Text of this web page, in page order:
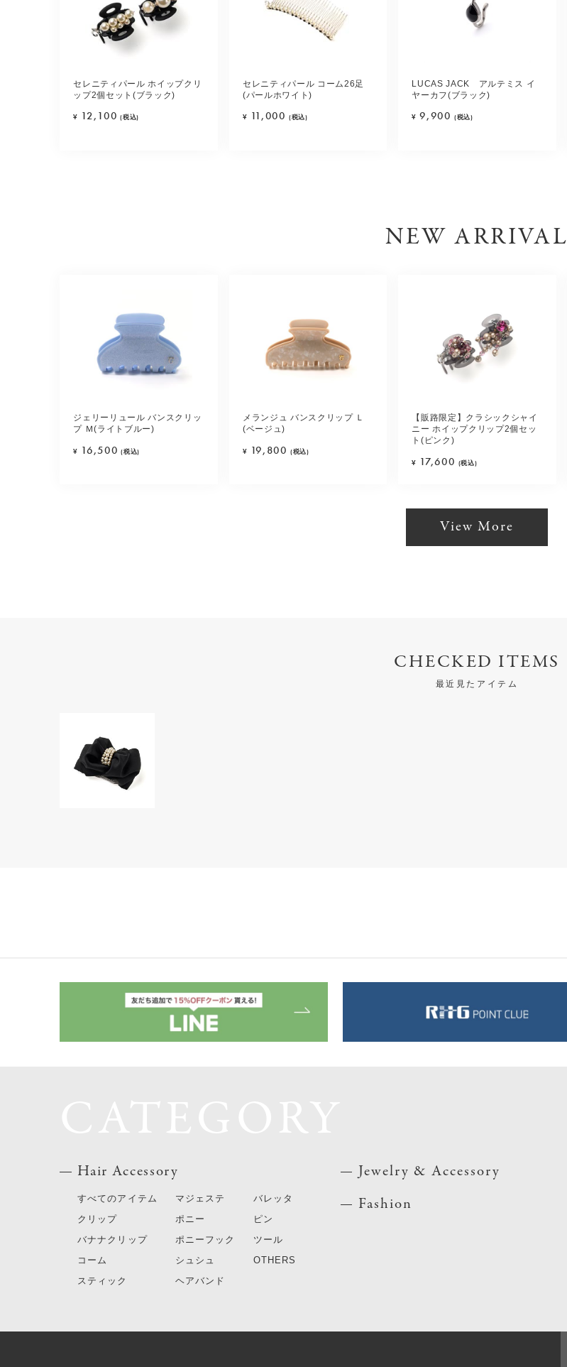
セレニティパール ホイップクリ
ップ2個セット(ブラック)
¥ 12,100 (税込)
セレニティパール コーム26足
(パールホワイト)
¥ 11,000 (税込)
LUCAS JACK アルテミス イ
ヤーカフ(ブラック)
¥ 9,900 (税込)
NEW ARRIVAL
ジェリーリュール バンスクリッ
プ Ｍ(ライトブルー)
¥ 16,500 (税込)
メランジュ バンスクリップ Ｌ
(ベージュ)
¥ 19,800 (税込)
【販路限定】クラシックシャイ
ニー ホイップクリップ2個セッ
ト(ピンク)
¥ 17,600 (税込)
View More
CHECKED ITEMS
最近見たアイテム
Hair Accessory
すべてのアイテム
クリップ
バナナクリップ
コーム
スティック
マジェステ
ポニー
ポニーフック
シュシュ
ヘアバンド
バレッタ
ピン
ツール
OTHERS
Jewelry & Accessory
Fashion